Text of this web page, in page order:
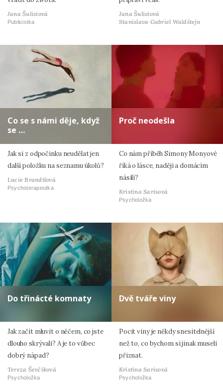
Jana Šulistová
Publicistka
Jana Šulistová
Stanislava Gabriel Waldštejn
Co se s námi děje, když
se …
Jak si z odpočinku neudělat jen
další položku na seznamu úkolů?
Lucie Brandtlová
Psychoterapeutka
Proč neodešla
Co nám příběh Simony Monyové
říká o lásce, naději a domácím
násilí?
Kristina Sarisová
Psycholožka
Do třinácté komnaty
Jak začít mluvit o něčem, co jste
dlouho skrývali? A je to vůbec
dobrý nápad?
Tereza Ševčíková
Psycholožka
Dvě tváře viny
Pocit viny je někdy snesitelnější
než to, co bychom si jinak museli
přiznat.
Kristina Sarisová
Psycholožka